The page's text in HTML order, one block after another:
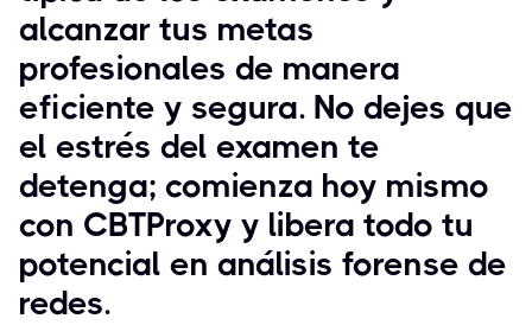
alcanzar tus metas
profesionales de manera
eficiente y segura. No dejes que
el estrés del examen te
detenga; comienza hoy mismo
con CBTProxy y libera todo tu
potencial en análisis forense de
redes.